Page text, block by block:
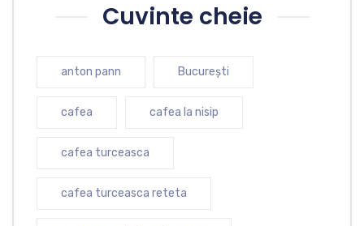
Cuvinte cheie
anton pann București
cafea cafea la nisip
cafea turceasca
cafea turceasca reteta